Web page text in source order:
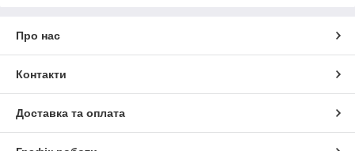
Про нас
Контакти
Доставка та оплата